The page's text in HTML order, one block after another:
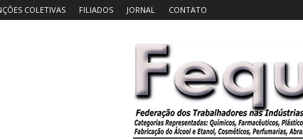
COLETIVAS FILIADOS JORNAL CONTATO